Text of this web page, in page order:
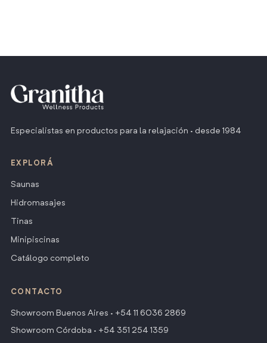
Especialistas en productos para la relajación · desde 1984
EXPLORÁ
Saunas
Hidromasajes
Tinas
Minipiscinas
Catálogo completo
CONTACTO
Showroom Buenos Aires · +54 11 6036 2869
Showroom Córdoba · +54 351 254 1359